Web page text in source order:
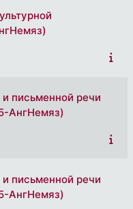
и письменной речи
АнгНемяз)
и письменной речи
АнгНемяз)